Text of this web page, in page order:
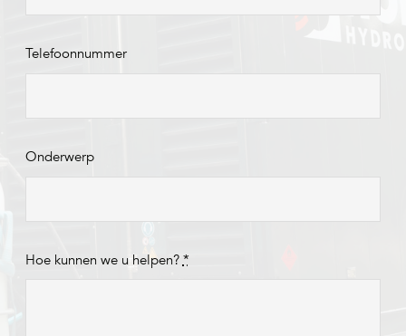
Telefoonnummer
Onderwerp
Hoe kunnen we u helpen? *